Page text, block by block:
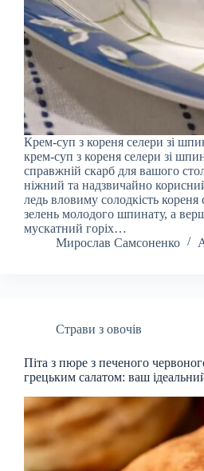
Крем-суп з кореня селери зі
крем-суп з кореня селери зі
справжній скарб для вашого
ніжний та надзвичайно
ледь вловиму солодкість кореня
зелень молодого шпинату, а
мускатний горіх…
Мирослав Самсоненко
Страви з овочів
Піта з пюре з печеного
грецьким салатом: ваш